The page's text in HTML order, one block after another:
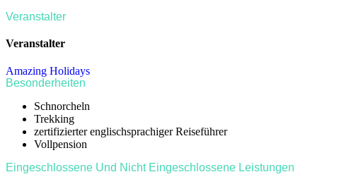
Veranstalter
Veranstalter
Amazing Holidays
Besonderheiten
Schnorcheln
Trekking
zertifizierter englischsprachiger Reiseführer
Vollpension
Eingeschlossene Und Nicht Eingeschlossene Leistungen